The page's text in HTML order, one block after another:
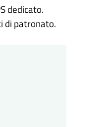
dedicato.
di patronato.